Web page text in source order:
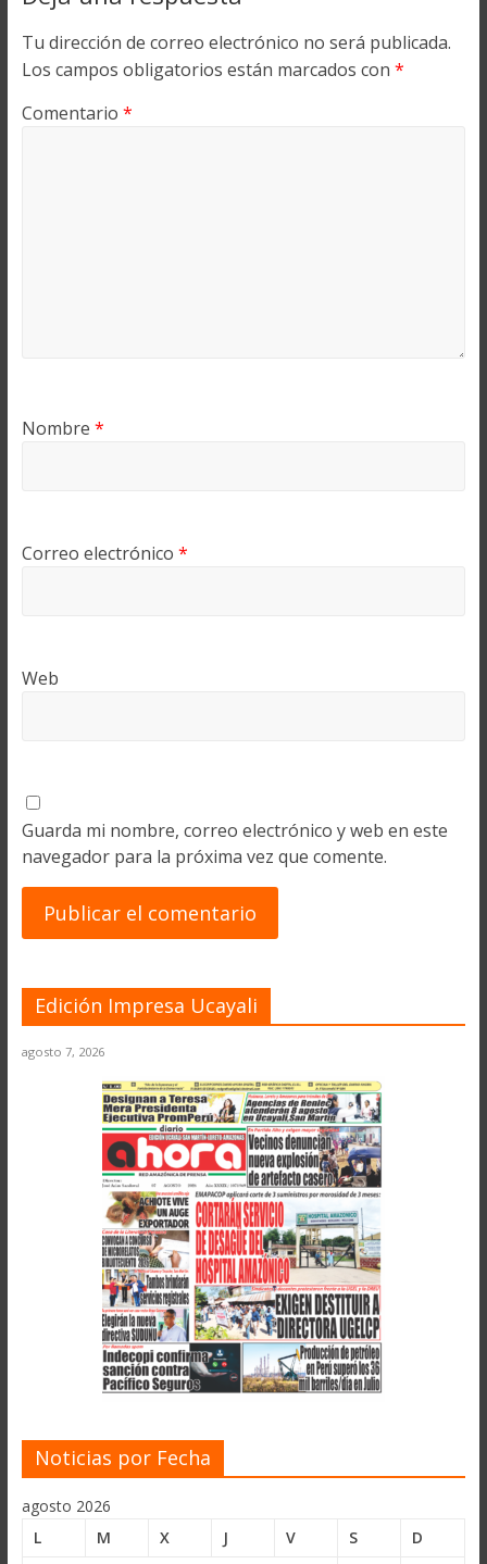
Tu dirección de correo electrónico no será publicada.
Los campos obligatorios están marcados con *
Comentario *
Nombre *
Correo electrónico *
Web
Guarda mi nombre, correo electrónico y web en este
navegador para la próxima vez que comente.
Edición Impresa Ucayali
agosto 7, 2026
Noticias por Fecha
agosto 2026
L
M X J V S
D